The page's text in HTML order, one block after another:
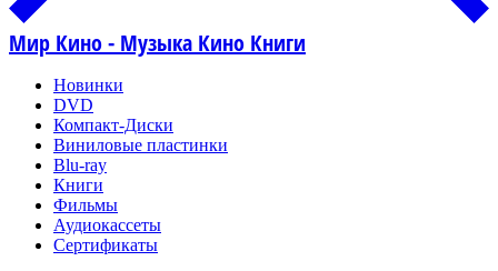
Мир Кино - Музыка Кино Книги
Новинки
DVD
Компакт-Диски
Виниловые пластинки
Blu-ray
Книги
Фильмы
Аудиокассеты
Сертификаты